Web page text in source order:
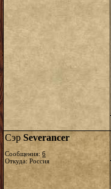
Сэр Severancer
Сообщения: 6
Откуда: Россия